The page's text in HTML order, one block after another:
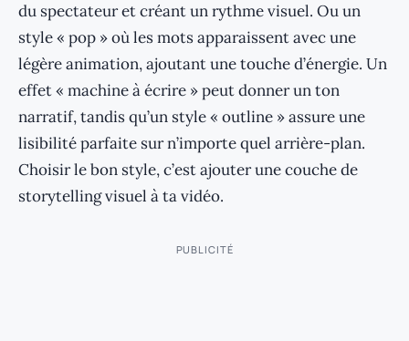
du spectateur et créant un rythme visuel. Ou un
style « pop » où les mots apparaissent avec une
légère animation, ajoutant une touche d’énergie. Un
effet « machine à écrire » peut donner un ton
narratif, tandis qu’un style « outline » assure une
lisibilité parfaite sur n’importe quel arrière-plan.
Choisir le bon style, c’est ajouter une couche de
storytelling visuel à ta vidéo.
PUBLICITÉ